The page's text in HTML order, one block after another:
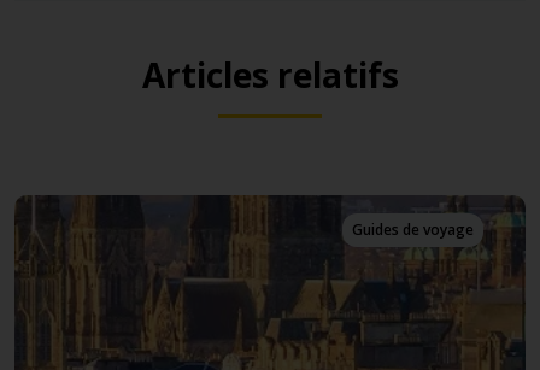
Articles relatifs
Derniers articles